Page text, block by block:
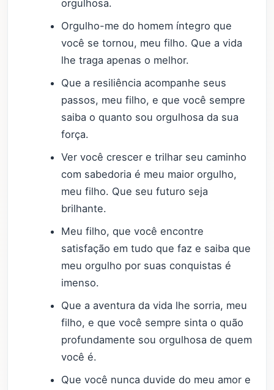
orgulhosa.
Orgulho-me do homem íntegro que
você se tornou, meu filho. Que a vida
lhe traga apenas o melhor.
Que a resiliência acompanhe seus
passos, meu filho, e que você sempre
saiba o quanto sou orgulhosa da sua
força.
Ver você crescer e trilhar seu caminho
com sabedoria é meu maior orgulho,
meu filho. Que seu futuro seja
brilhante.
Meu filho, que você encontre
satisfação em tudo que faz e saiba que
meu orgulho por suas conquistas é
imenso.
Que a aventura da vida lhe sorria, meu
filho, e que você sempre sinta o quão
profundamente sou orgulhosa de quem
você é.
Que você nunca duvide do meu amor e